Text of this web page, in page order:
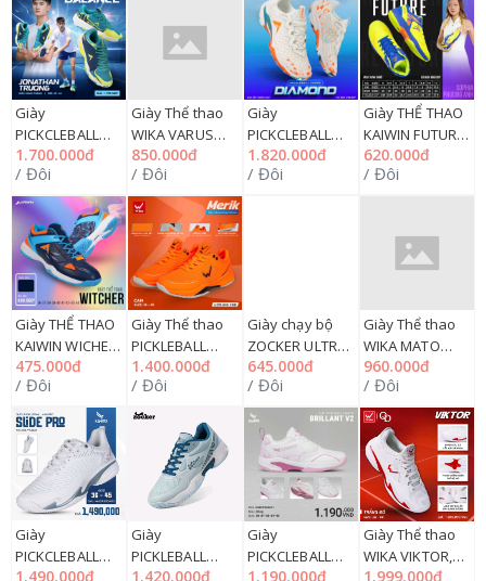
Giày
PICKCLEBALL
KAIWIN
BALANCE
36=>44, 283G
1.700.000đ
/ Đôi
Giày Thể thao
WIKA VARUS
36=>44, 163G
NY850
850.000đ
/ Đôi
Giày
PICKCLEBALL
KAIWIN
DIAMOND
1.820.000đ
/ Đôi
Giày THỂ THAO
KAIWIN FUTURE
36=>44, 283G
620.000đ
/ Đôi
Giày THỂ THAO
KAIWIN WICHER
PICKLEBALL
36=>44, 283G
475.000đ
/ Đôi
Giày Thể thao
PICKLEBALL
WIKA LUMIX
36=>45, 163G
NY1599
1.400.000đ
/ Đôi
Giày chạy bộ
ZOCKER ULTRA
LIGHT 2 ( 6 màu)
, 36=>44.5 250G
645.000đ
/ Đôi
Giày Thể thao
WIKA MATO
36=>44, 163G
NY1099
960.000đ
/ Đôi
Giày
PICKCLEBALL
1.490.000đ
Giày
PICKLEBALL
1.420.000đ
Giày
PICKCLEBALL
1.190.000đ
Giày Thể thao
WIKA VIKTOR,
1.999.000đ